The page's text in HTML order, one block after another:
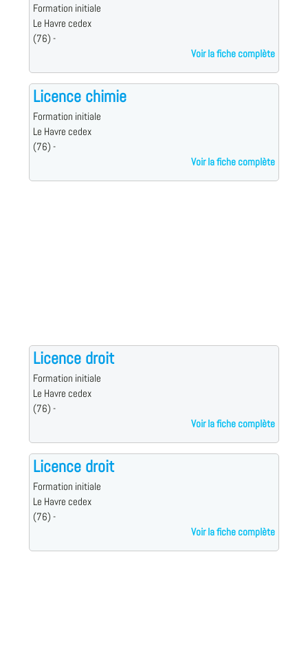
Formation initiale
Le Havre cedex
(76) -
Voir la fiche complète
Licence chimie
Formation initiale
Le Havre cedex
(76) -
Voir la fiche complète
Licence droit
Formation initiale
Le Havre cedex
(76) -
Voir la fiche complète
Licence droit
Formation initiale
Le Havre cedex
(76) -
Voir la fiche complète